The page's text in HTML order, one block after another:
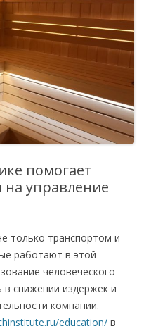
помогает
управление
только транспортом и
работают в этой
человеческого
в снижении издержек и
компании.
education/ в